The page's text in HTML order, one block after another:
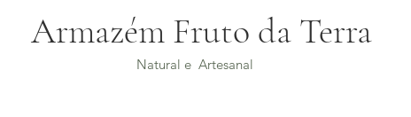
Armazém Fruto da Terra
Natural e Artesanal